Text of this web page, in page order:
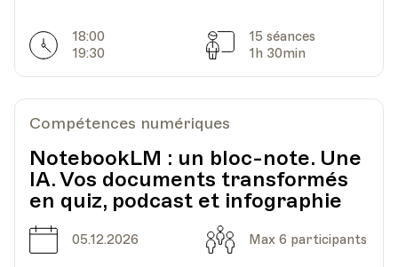
Date21.03.2022 Heure
14.00
LieuUPL - Université populaire de Lausanne -
Escaliers du Marché 25, Lausanne
Date
28.03.2022 Heure
14.00
Horarires
18:00
19:30
Séances
15 séances
1h 30min
Compétences numériques
NotebookLM : un bloc-note. Une
IA. Vos documents transformés
en quiz, podcast et infographie
Date
05.12.2026 Capacité
Max 6 participants